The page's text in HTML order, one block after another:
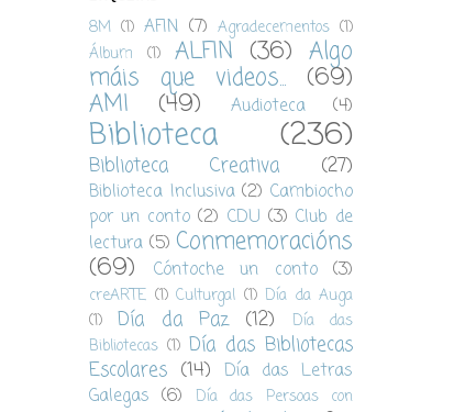
8M (1) AFIN (7) Agradecementos (1)
Álbum
(1) ALFIN (36) Algo
máis que videos... (69)
AMI (49) Audioteca (4)
Biblioteca (236)
Biblioteca Creativa (27)
Biblioteca Inclusiva (2) Cambiocho
por un conto (2) CDU (3) Club de
lectura (5) Conmemoracións
(69) Cóntoche un conto (3)
creARTE (1) Culturgal (1) Día da Auga
(1)
Día da Paz (12)
Día das
Bibliotecas (1) Día das Bibliotecas
Escolares (14) Día das Letras
Galegas (6)
Día das Persoas con